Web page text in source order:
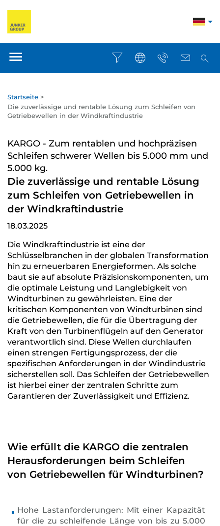
Startseite >
Die zuverlässige und rentable Lösung zum Schleifen von
Getriebewellen in der Windkraftindustrie
KARGO - Zum rentablen und hochpräzisen
Schleifen schwerer Wellen bis 5.000 mm und
5.000 kg.
Die zuverlässige und rentable Lösung
zum Schleifen von Getriebewellen in
der Windkraftindustrie
18.03.2025
Die Windkraftindustrie ist eine der
Schlüsselbranchen in der globalen Transformation
hin zu erneuerbaren Energieformen. Als solche
baut sie auf absolute Präzisionskomponenten, um
die optimale Leistung und Langlebigkeit von
Windturbinen zu gewährleisten. Eine der
kritischen Komponenten von Windturbinen sind
die Getriebewellen, die für die Übertragung der
Kraft von den Turbinenflügeln auf den Generator
verantwortlich sind. Diese Wellen durchlaufen
einen strengen Fertigungsprozess, der die
spezifischen Anforderungen in der Windindustrie
sicherstellen soll. Das Schleifen der Getriebewellen
ist hierbei einer der zentralen Schritte zum
Garantieren der Zuverlässigkeit und Effizienz.
Wie erfüllt die KARGO die zentralen
Herausforderungen beim Schleifen
von Getriebewellen für Windturbinen?
Hohe Lastanforderungen: Mit einer Kapazität
für die zu schleifende Länge von bis zu 5.000